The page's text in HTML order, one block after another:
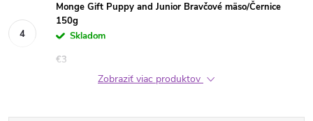
Monge Gift Puppy and Junior Bravčové mäso/Černice
150g
Skladom
€3
Zobraziť viac produktov